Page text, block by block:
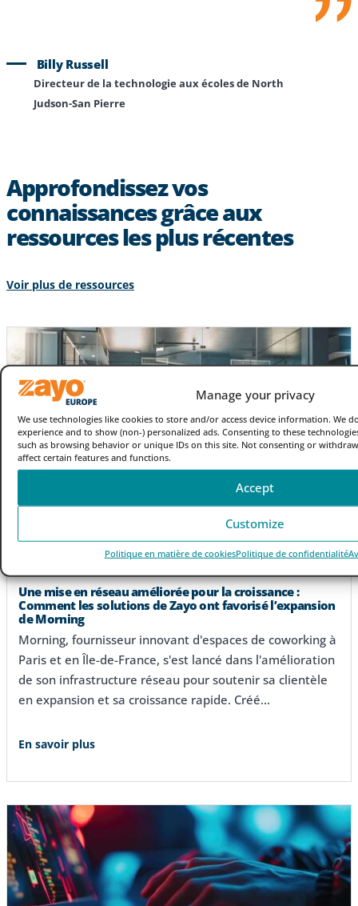
Manage your privacy
We use technologies like cookies to store and/or access device information. We
experience and to show (non-) personalized ads. Consenting to these
such as browsing behavior or unique IDs on this site. Not consenting or
affect certain features and functions.
Accept
Customize
Politique en matière de cookiesPolitique de confidentialité
Billy Russell
Directeur de la technologie aux écoles de North
Judson-San Pierre
Approfondissez vos
connaissances grâce aux
ressources les plus récentes
Voir plus de ressources
Une mise en réseau améliorée pour la croissance :
Comment les solutions de Zayo ont favorisé l’expansion
de Morning
Morning, fournisseur innovant d'espaces de coworking à
Paris et en Île-de-France, s'est lancé dans l'amélioration
de son infrastructure réseau pour soutenir sa clientèle
en expansion et sa croissance rapide. Créé…
En savoir plus